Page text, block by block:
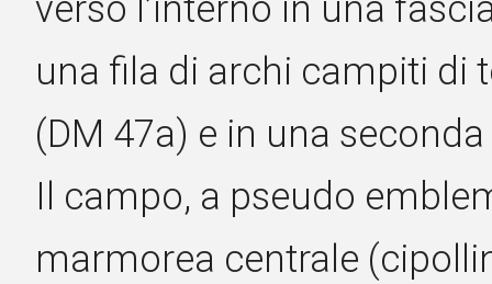
verso l’interno in una
una fila di archi campiti di
(DM 47a) e in una
Il campo, a pseudo
marmorea centrale